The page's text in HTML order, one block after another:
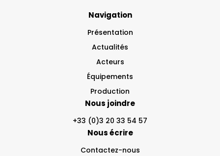
Navigation
Présentation
Actualités
Acteurs
Équipements
Production
Nous joindre
+33 (0)3 20 33 54 57
Nous écrire
Contactez-nous